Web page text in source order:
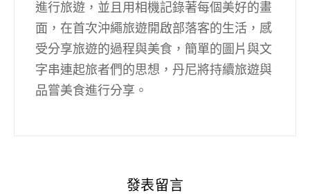
進行旅遊，並且用相機記錄著每個美好的畫
面，在首次沖繩旅遊開啟部落客的生活，感
受分享旅遊的過程與美食，簡單的圖片與文
字串連起旅者們的思想，丹尼將持續旅遊與
品嘗美食進行分享。
發表留言